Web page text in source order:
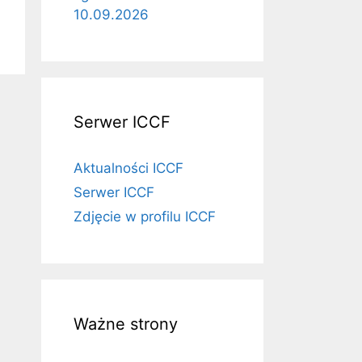
10.09.2026
Serwer ICCF
Aktualności ICCF
Serwer ICCF
Zdjęcie w profilu ICCF
Ważne strony